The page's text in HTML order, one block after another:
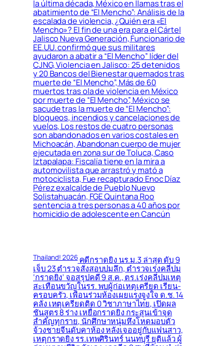
la última década, México en llamas tras el
abatimiento de “El Mencho”: Análisis de la
escalada de violencia, ¿Quién era «El
Mencho»? El fin de una era para el Cártel
Jalisco Nueva Generación, Funcionario de
EE.UU. confirmó que sus militares
ayudaron a abatir a “El Mencho” líder del
CJNG, Violencia en Jalisco: 25 detenidos
y 20 Bancos del Bienestar quemados tras
muerte de “El Mencho”, Más de 60
muertos tras ola de violencia en México
por muerte de “El Mencho”, México se
sacude tras la muerte de “El Mencho”:
bloqueos, incendios y cancelaciones de
vuelos, Los restos de cuatro personas
son abandonados en varios costales en
Michoacán, Abandonan cuerpo de mujer
ejecutada en zona sur de Toluca, Caso
Iztapalapa: Fiscalía tiene en la mira a
automovilista que arrastró y mató a
motociclista, Fue recapturado Enoc Díaz
Pérez exalcalde de Pueblo Nuevo
Solistahuacán, FGE Quintana Roo
sentencia a tres personas a 40 años por
homicidio de adolescente en Cancún
Thailand! 2026คดีกราดยิง นร.ม.3 ล่าสุด ดับ 9
เจ็บ 23 ตำรวจสั่งสอบปมลึก, ตำรวจเร่งคลี่ปม
‘กราดยิง’ จอสรุปคดี 9 ส.ค., ตร.เร่งคลี่ปมเหตุ
สะเทือนขวัญในรร. พบผู้ก่อเหตุเครียด เรียน-
ครอบครัว, เพื่อนร่วมห้องเผยแรงจูงใจ ด.ช. 14
คลั่ง เหตุเครียดติด 0 วิชาภาษาไทย, เปิดผล
ชันสูตร 8 ร่าง เหยื่อกราดยิง กระสุนเข้าจุด
สำคัญทุกราย, นักศึกษาหนุ่มหึงโหดมอบตัว
จ้วงชายจีนดับคาห้อง หลังเจออยู่กับแฟนสาว,
เหตุกราดยิง รร.เทพศิรินทร์ นนทบุรี ยุติแล้ว ผู้